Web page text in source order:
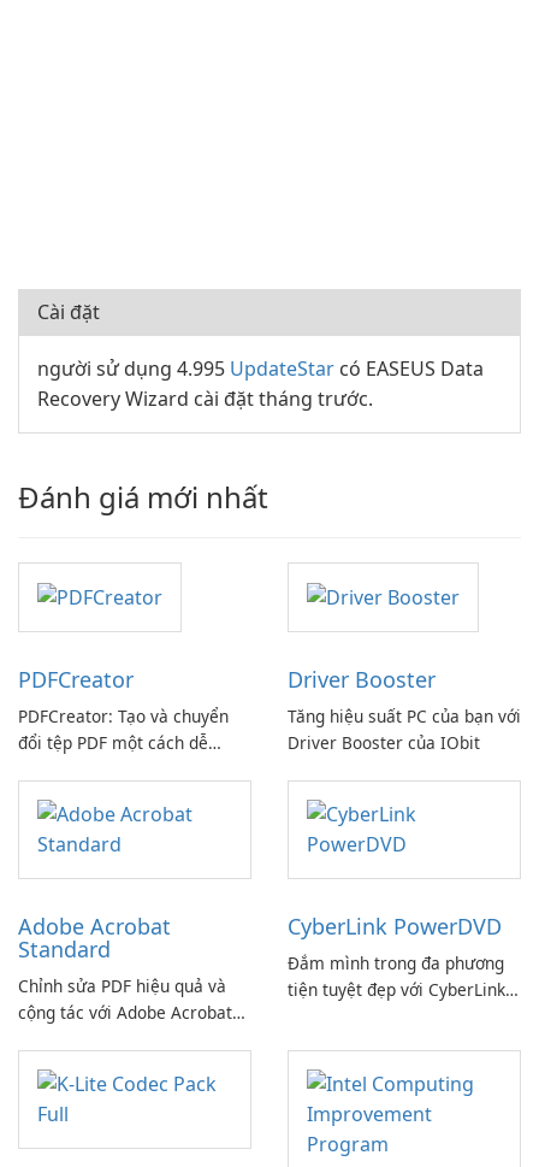
Cài đặt
người sử dụng 4.995 UpdateStar có EASEUS Data
Recovery Wizard cài đặt tháng trước.
Đánh giá mới nhất
PDFCreator
PDFCreator: Tạo và chuyển
đổi tệp PDF một cách dễ
Driver Booster
Tăng hiệu suất PC của bạn với
Driver Booster của IObit
Adobe Acrobat
Standard
Chỉnh sửa PDF hiệu quả và
cộng tác với Adobe Acrobat
CyberLink PowerDVD
Đắm mình trong đa phương
tiện tuyệt đẹp với CyberLink